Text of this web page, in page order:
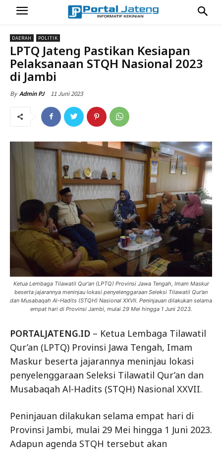
DAERAH POLITIK
LPTQ Jateng Pastikan Kesiapan
Pelaksanaan STQH Nasional 2023
di Jambi
By Admin PJ 11 Juni 2023
Ketua Lembaga Tilawatil Qur'an (LPTQ) Provinsi Jawa Tengah, Imam Maskur
beserta jajarannya meninjau lokasi penyelenggaraan Seleksi Tilawatil Qur’an
dan Musabaqah Al-Hadits (STQH) Nasional XXVII. Peninjauan dilakukan selama
empat hari di Provinsi Jambi, mulai 29 Mei hingga 1 Juni 2023.
PORTALJATENG.ID – Ketua Lembaga Tilawatil
Qur’an (LPTQ) Provinsi Jawa Tengah, Imam
Maskur beserta jajarannya meninjau lokasi
penyelenggaraan Seleksi Tilawatil Qur’an dan
Musabaqah Al-Hadits (STQH) Nasional XXVII.
Peninjauan dilakukan selama empat hari di
Provinsi Jambi, mulai 29 Mei hingga 1 Juni 2023.
Adapun agenda STQH tersebut akan